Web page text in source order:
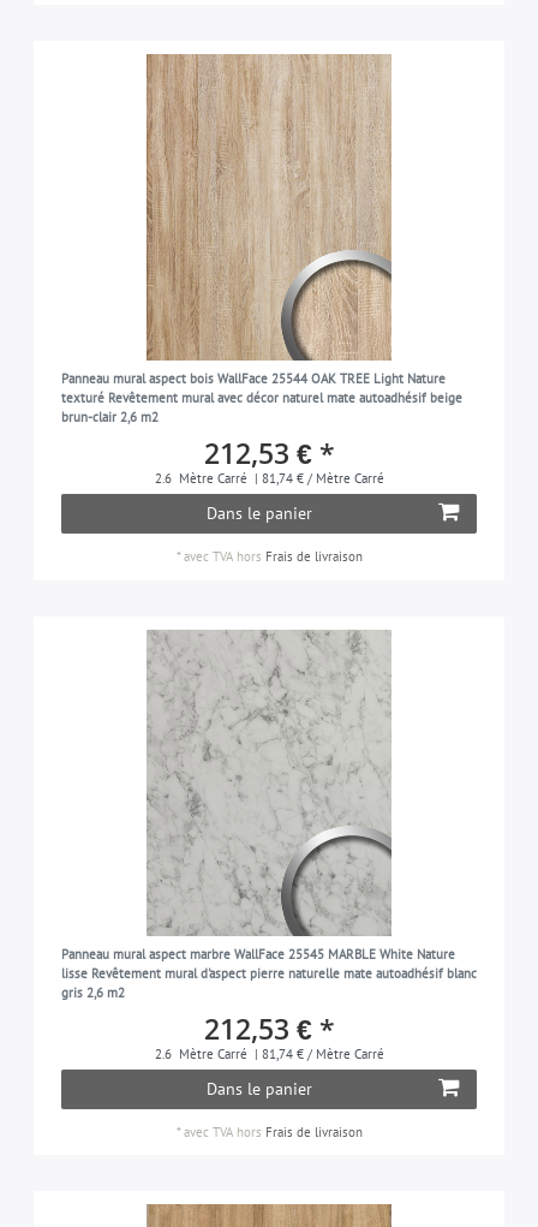
Panneau mural aspect bois WallFace 25544 OAK TREE Light Nature
texturé Revêtement mural avec décor naturel mate autoadhésif beige
brun-clair 2,6 m2
212,53 € *
2.6 Mètre Carré | 81,74 € / Mètre Carré
Dans le panier
*avec TVAhors Frais de livraison
Panneau mural aspect marbre WallFace 25545 MARBLE White Nature
lisse Revêtement mural d'aspect pierre naturelle mate autoadhésif blanc
gris 2,6 m2
212,53 € *
2.6 Mètre Carré | 81,74 € / Mètre Carré
Dans le panier
*avec TVAhors Frais de livraison